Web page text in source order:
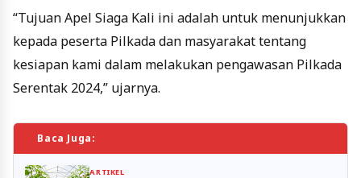
“Tujuan Apel Siaga Kali ini adalah untuk menunjukkan
kepada peserta Pilkada dan masyarakat tentang
kesiapan kami dalam melakukan pengawasan Pilkada
Serentak 2024,” ujarnya.
Baca Juga:
ARTIKEL